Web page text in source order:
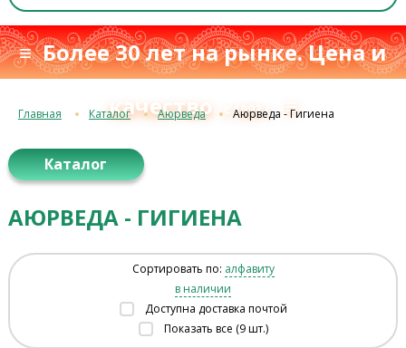
≡ Более 30 лет на рынке. Цена и
качество с 1993 г.≡
Главная Каталог Аюрведа Аюрведа - Гигиена
Каталог
АЮРВЕДА - ГИГИЕНА
Сортировать по: алфавиту
в наличии
Доступна доставка почтой
Показать все (9 шт.)